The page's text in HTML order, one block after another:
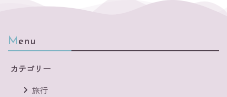
Menu
カテゴリー
旅行